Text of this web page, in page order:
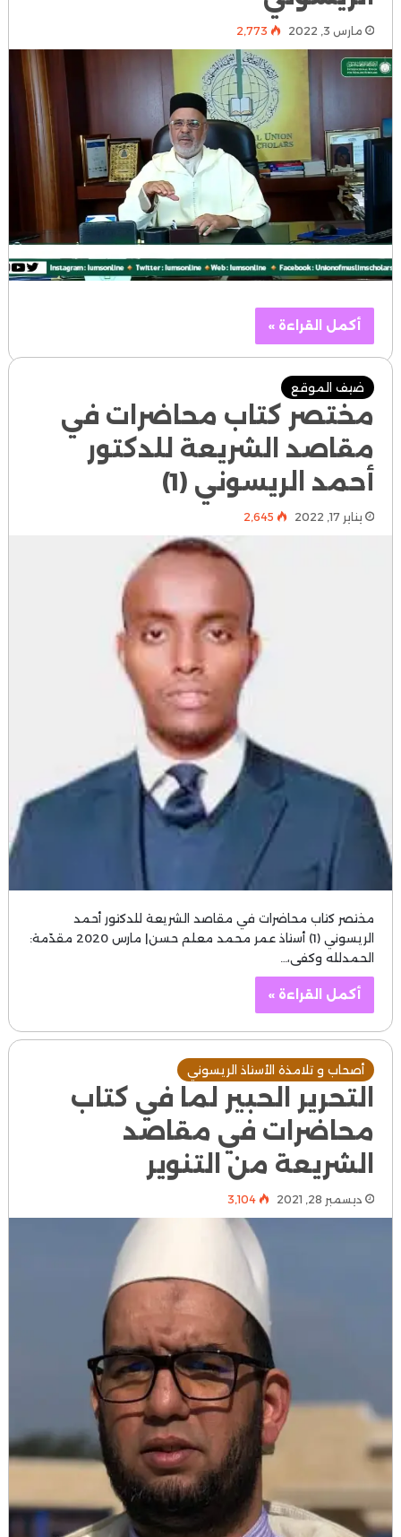
مارس 3, 2022 2٬773
أكمل القراءة »
ضيف الموقع
مختصر كتاب محاضرات في
مقاصد الشريعة للدكتور
أحمد الريسوني (1)
يناير 17, 2022 2٬645
مختصر كتاب محاضرات في مقاصد الشريعة للدكتور أحمد
الريسوني (1) أستاذ عمر محمد معلم حسن| مارس 2020 مقدّمة:
الحمدلله وكفى،…
أكمل القراءة »
أصحاب و تلامذة الأستاذ الريسوني
التحرير الحبير لما في كتاب
محاضرات في مقاصد
الشريعة من التنوير
ديسمبر 28, 2021 3٬104